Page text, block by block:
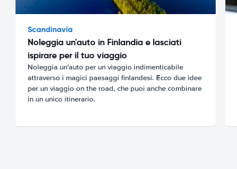
Scandinavia
Noleggia un'auto in Finlandia e lasciati
ispirare per il tuo viaggio
Noleggia un'auto per un viaggio indimenticabile
attraverso i magici paesaggi finlandesi. Ecco due idee
per un viaggio on the road, che puoi anche combinare
in un unico itinerario.